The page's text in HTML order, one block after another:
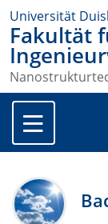
Universität
Fakultät